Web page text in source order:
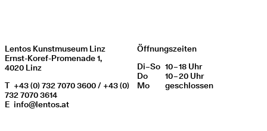
Lentos Kunstmuseum Linz
Ernst-Koref-Promenade 1,
4020 Linz
T +43 (0) 732 7070 3600 / +43 (0)
732 7070 3614
E info@lentos.at
Öffnungszeiten
WochentagÖffnungszeiten
Di–So 10 – 18 Uhr
Do
10 – 20 Uhr
Mo
geschlos­sen